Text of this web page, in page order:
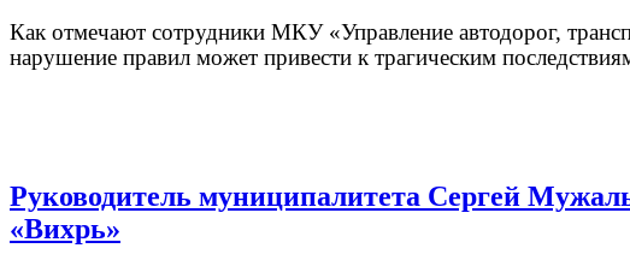
Как отмечают сотрудники МКУ «Управление автодорог,
нарушение правил может привести к трагическим
Руководитель муниципалитета Сергей
«Вихрь»